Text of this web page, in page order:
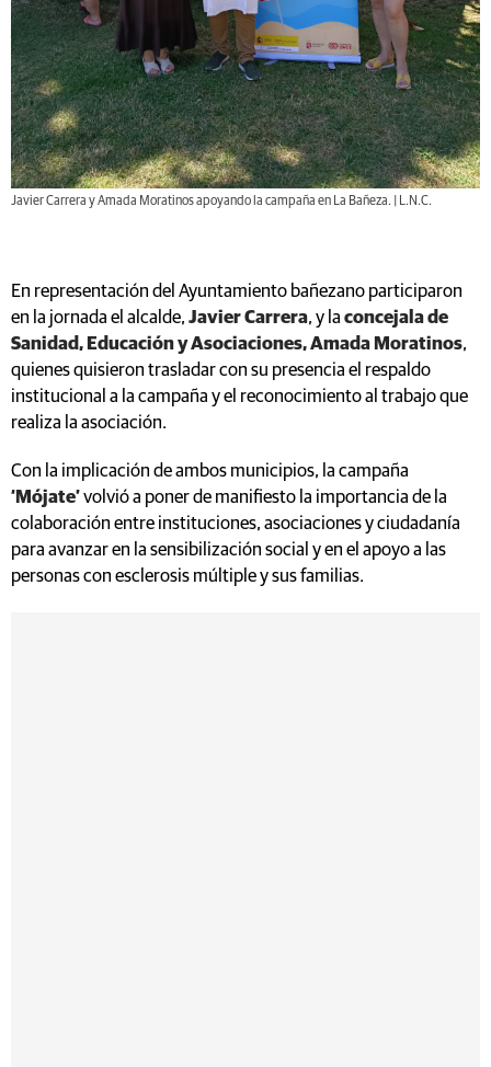
Javier Carrera y Amada Moratinos apoyando la campaña en La Bañeza. | L.N.C.
En representación del Ayuntamiento bañezano participaron
en la jornada el alcalde, Javier Carrera, y la concejala de
Sanidad, Educación y Asociaciones, Amada Moratinos,
quienes quisieron trasladar con su presencia el respaldo
institucional a la campaña y el reconocimiento al trabajo que
realiza la asociación.
Con la implicación de ambos municipios, la campaña
‘Mójate’volvió a poner de manifiesto la importancia de la
colaboración entre instituciones, asociaciones y ciudadanía
para avanzar en la sensibilización social y en el apoyo a las
personas con esclerosis múltiple y sus familias.